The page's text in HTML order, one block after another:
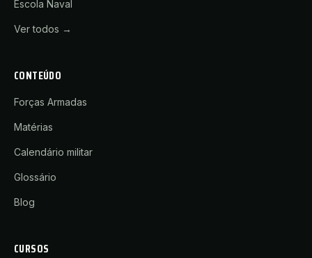
Escola Naval
Ver todos →
CONTEÚDO
Forças Armadas
Matérias
Calendário militar
Glossário
Blog
CURSOS